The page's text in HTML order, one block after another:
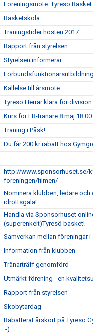
Föreningsmöte: Tyresö
Basketskola
Träningstider hösten 2017
Rapport från styrelsen
Styrelsen informerar
Kallelse till årsmöte
Tyresö Herrar klara för division
Kurs för EB-tränare 8 maj 18.00
Träning i Påsk!
Du får 200 kr rabatt hos
http://www.sponsorhuset.se/
foreningen/filmen/
Nominera klubben, ledare
idrottsgala!
Handla via Sponsorhuset
(superenkelt)Tyresö basket!
Samverkan mellan föreningar
Information från klubben
Tränarträff genomförd
Utmärkt förening - en
Rapport från styrelsen
Skobytardag
Rabatterat årskort på Tyresö
:-)